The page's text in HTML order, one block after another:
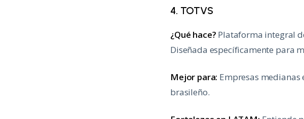
4. TOTVS
¿Qué hace? Plataforma integral
Diseñada específicamente para
Mejor para: Empresas medianas
brasileño.